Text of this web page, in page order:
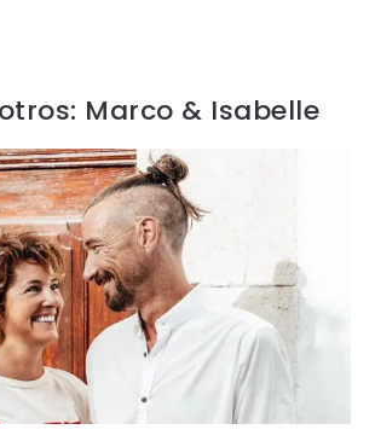
Marco & Isabelle